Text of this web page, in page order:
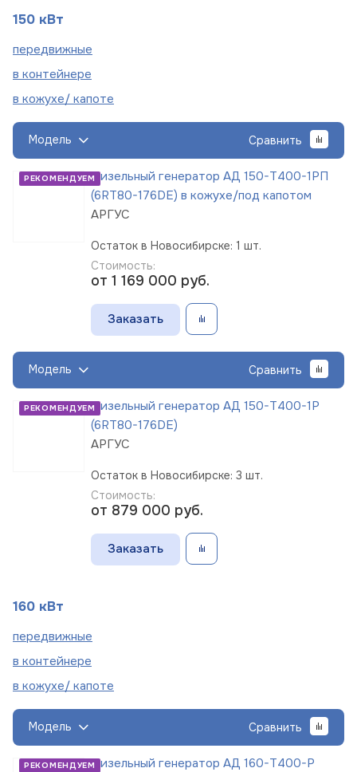
150 кВт
передвижные
в контейнере
в кожухе/ капоте
Модель Сравнить
РЕКОМЕНДУЕМДизельный генератор АД 150-Т400-1РП
(6RT80-176DE) в кожухе/под капотом
АРГУС
Остаток в Новосибирске: 1 шт.
Стоимость:
от 1 169 000 руб.
Заказать
Модель Сравнить
РЕКОМЕНДУЕМДизельный генератор АД 150-Т400-1Р
(6RT80-176DE)
АРГУС
Остаток в Новосибирске: 3 шт.
Стоимость:
от 879 000 руб.
Заказать
160 кВт
передвижные
в контейнере
в кожухе/ капоте
Модель Сравнить
РЕКОМЕНДУЕМДизельный генератор АД 160-Т400-Р